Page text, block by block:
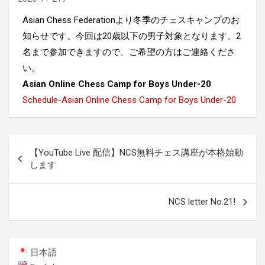
Asian Chess Federationより冬季のチェスキャンプのお
知らせです。今回は20歳以下の男子対象となります。2
名まで参加できますので、ご希望の方はご連絡くださ
い。
Asian Online Chess Camp for Boys Under-20
Schedule-Asian Online Chess Camp for Boys Under-20
稿
ナ
ゲ
シ
【YouTube Live 配信】NCS無料チェス講座が本格始動
します
NCS letter No.21!
日本語